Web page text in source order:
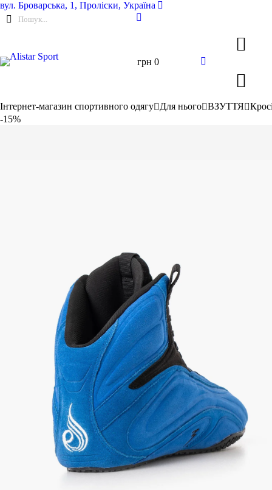
вул. Броварська, 1, Проліски, Україна
грн 0
Інтернет-магазин спортивного одягу Для нього ВЗУТТЯ
-15%